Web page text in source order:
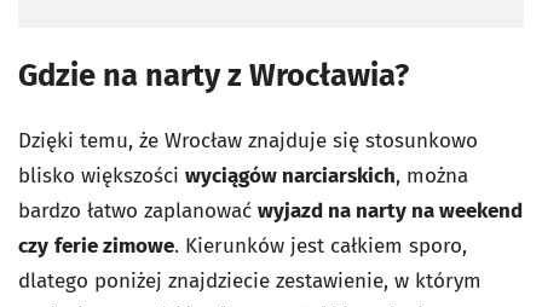
Gdzie na narty z Wrocławia?
Dzięki temu, że Wrocław znajduje się stosunkowo
blisko większości wyciągów narciarskich, można
bardzo łatwo zaplanować wyjazd na narty na weekend
czy ferie zimowe. Kierunków jest całkiem sporo,
dlatego poniżej znajdziecie zestawienie, w którym